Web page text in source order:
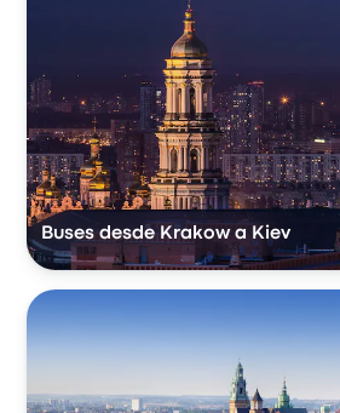
Buses desde Krakow a Kiev